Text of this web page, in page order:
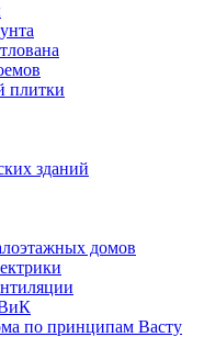
плитки
зданий
домов
по принципам Васту